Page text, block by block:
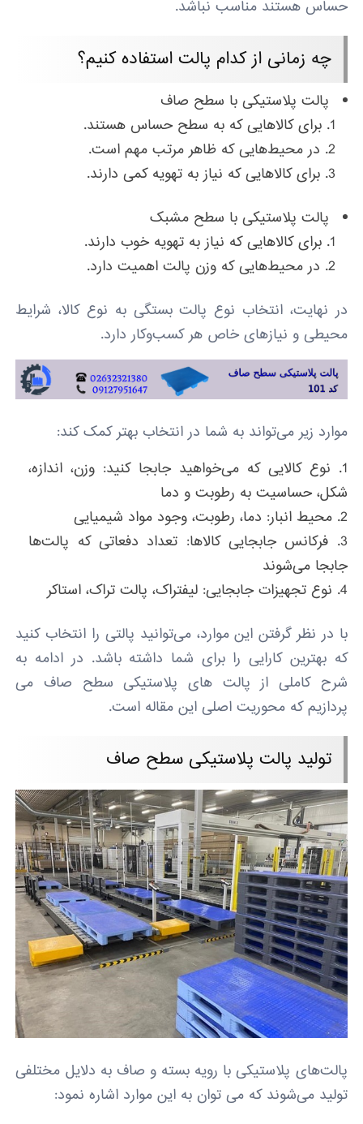
حساس هستند مناسب نباشد.
چه زمانی از کدام پالت استفاده کنیم؟
پالت پلاستیکی با سطح صاف
برای کالاهایی که به سطح حساس هستند.
در محیط‌هایی که ظاهر مرتب مهم است.
برای کالاهایی که نیاز به تهویه کمی دارند.
پالت پلاستیکی با سطح مشبک
برای کالاهایی که نیاز به تهویه خوب دارند.
در محیط‌هایی که وزن پالت اهمیت دارد.
در نهایت، انتخاب نوع پالت بستگی به نوع کالا، شرایط
محیطی و نیازهای خاص هر کسب‌وکار دارد.
موارد زیر می‌تواند به شما در انتخاب بهتر کمک کند:
نوع کالایی که می‌خواهید جابجا کنید: وزن، اندازه،
شکل، حساسیت به رطوبت و دما
محیط انبار: دما، رطوبت، وجود مواد شیمیایی
فرکانس جابجایی کالاها: تعداد دفعاتی که پالت‌ها
جابجا می‌شوند
نوع تجهیزات جابجایی: لیفتراک، پالت تراک، استاکر
با در نظر گرفتن این موارد، می‌توانید پالتی را انتخاب کنید
که بهترین کارایی را برای شما داشته باشد. در ادامه به
شرح کاملی از پالت های پلاستیکی سطح صاف می
پردازیم که محوریت اصلی این مقاله است.
تولید پالت پلاستیکی سطح صاف
پالت‌های پلاستیکی با رویه بسته و صاف به دلایل مختلفی
تولید می‌شوند که می توان به این موارد اشاره نمود: